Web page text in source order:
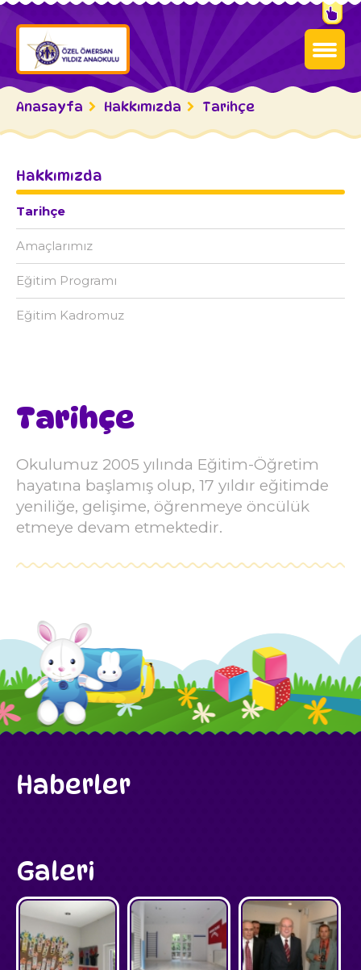
Anasayfa Hakkımızda Tarihçe
Hakkımızda
Tarihçe
Amaçlarımız
Eğitim Programı
Eğitim Kadromuz
Tarihçe
Okulumuz 2005 yılında Eğitim-Öğretim
hayatına başlamış olup, 17 yıldır eğitimde
yeniliğe, gelişime, öğrenmeye öncülük
etmeye devam etmektedir.
Haberler
Galeri